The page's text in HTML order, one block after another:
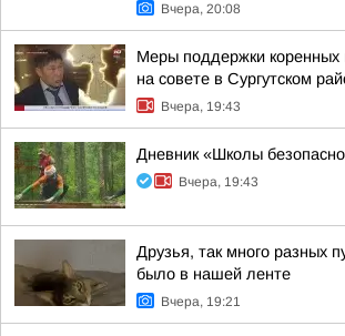
Вчера, 20:08
Меры поддержки коренных
на совете в Сургутском
Вчера, 19:43
Дневник «Школы
Вчера, 19:43
Друзья, так много разных
было в нашей ленте
Вчера, 19:21